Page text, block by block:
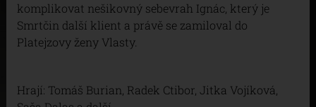
komplikovat nešikovný sebevrah Ignác, který je
Smrtčin další klient a právě se zamiloval do
Platejzovy ženy Vlasty.
Hrají: Tomáš Burian, Radek Ctibor, Jitka Vojíková,